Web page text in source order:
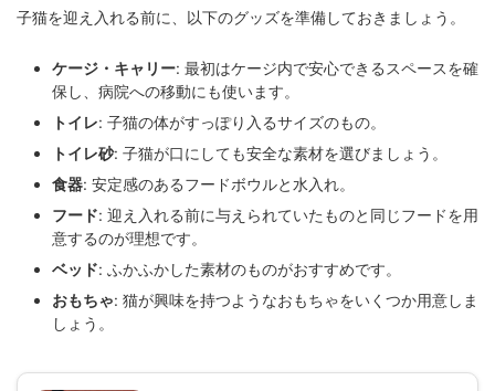
子猫を迎え入れる前に、以下のグッズを準備しておきましょう。
ケージ・キャリー: 最初はケージ内で安心できるスペースを確
保し、病院への移動にも使います。
トイレ: 子猫の体がすっぽり入るサイズのもの。
トイレ砂: 子猫が口にしても安全な素材を選びましょう。
食器: 安定感のあるフードボウルと水入れ。
フード: 迎え入れる前に与えられていたものと同じフードを用
意するのが理想です。
ベッド: ふかふかした素材のものがおすすめです。
おもちゃ: 猫が興味を持つようなおもちゃをいくつか用意しま
しょう。